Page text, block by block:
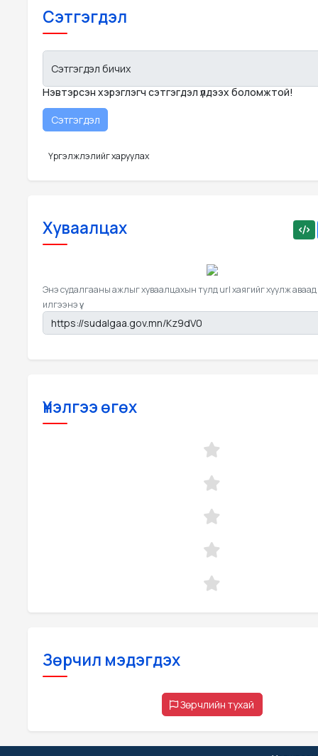
Сэтгэгдэл
Сэтгэгдэл бичих
Нэвтэрсэн хэрэглэгч сэтгэгдэл үлдээх боломжтой!
Үргэлжлэлийг харуулах
Хуваалцах
Энэ судалгааны ажлыг хуваалцахын тулд url хаягийг хуулж аваад
илгээнэ үү.
Үнэлгээ өгөх
Зөрчил мэдэгдэх
Зөрчлийн тухай